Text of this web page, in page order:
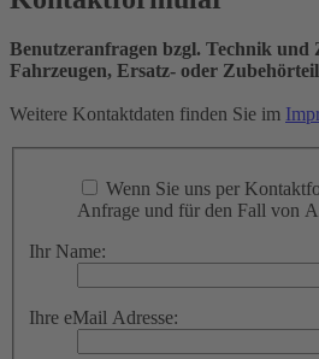
Benutzeranfragen bzgl. Technik und
Fahrzeugen, Ersatz- oder
Weitere Kontaktdaten finden Sie im
Wenn Sie uns per
Anfrage und für den Fall von
Ihr Name:
Ihre eMail Adresse: